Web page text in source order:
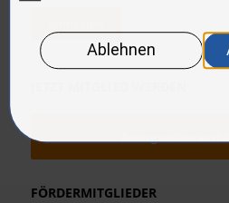
FÖRDERMITGLIEDER